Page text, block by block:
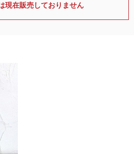
現在販売しておりません